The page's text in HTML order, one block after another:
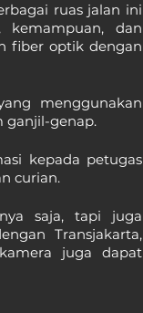
ruas jalan ini
kemampuan, dan
fiber optik dengan
ganjil-genap.
kepada petugas
curian.
saja, tapi juga
Transjakarta,
juga dapat